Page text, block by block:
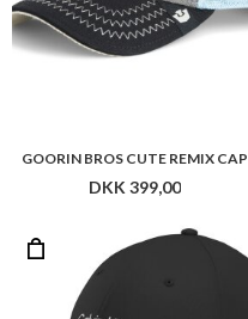
GOORIN BROS CUTE REMIX CAP
DKK 399,00